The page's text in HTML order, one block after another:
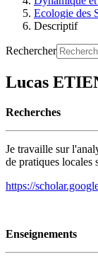
Ecologie des
Descriptif
Rechercher
Lucas
Recherches
Je travaille sur
de pratiques locales
https://
Enseignements